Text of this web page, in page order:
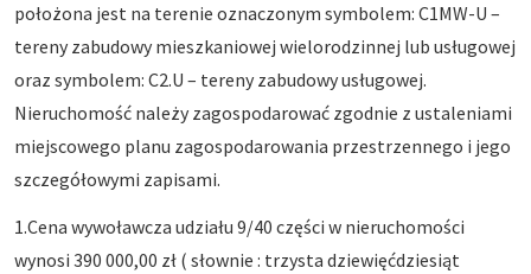
położona jest na terenie oznaczonym symbolem: C1MW-U –
tereny zabudowy mieszkaniowej wielorodzinnej lub usługowej
oraz symbolem: C2.U – tereny zabudowy usługowej.
Nieruchomość należy zagospodarować zgodnie z ustaleniami
miejscowego planu zagospodarowania przestrzennego i jego
szczegółowymi zapisami.
1.Cena wywoławcza udziału 9/40 części w nieruchomości
wynosi 390 000,00 zł ( słownie : trzysta dziewięćdziesiąt